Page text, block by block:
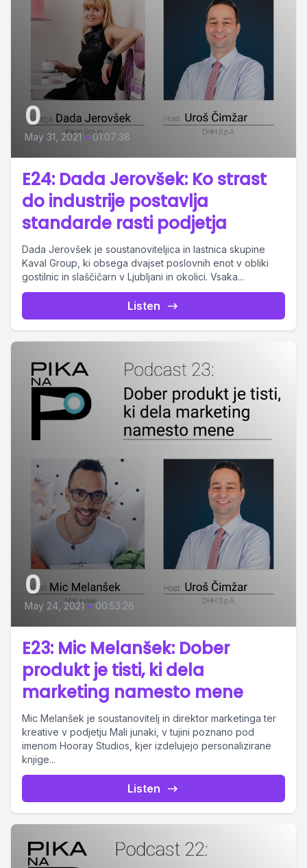
0
May 31, 2021 • 01:07:38
E24: Dada Jerovšek: Ko strast
do industrije postavlja
standarde rasti podjetja
Dada Jerovšek je soustanoviteljica in lastnica skupine
Kaval Group, ki obsega dvajset poslovnih enot v obliki
gostilnic in slaščičarn v Ljubljani in okolici. Vsaka...
Listen
0
May 24, 2021 • 00:53:26
E23: Mic Melanšek: Dober
produkt je tisti, ki dela
marketing namesto mene
Mic Melanšek je soustanovitelj in direktor marketinga ter
kreative v podjetju Mali junaki, v tujini poznano pod
imenom Hooray Studios, kjer izdelujejo personalizirane
knjige...
Listen